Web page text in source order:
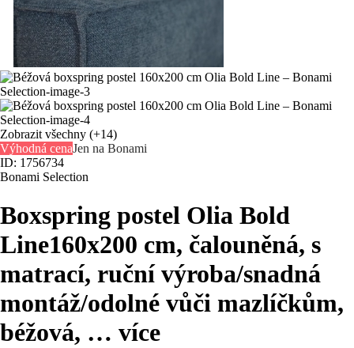
Zobrazit všechny (+14)
Výhodná cenaJen na Bonami
ID: 1756734
Bonami Selection
Boxspring postel Olia Bold
Line160x200 cm, čalouněná, s
matrací, ruční výroba/snadná
montáž/odolné vůči mazlíčkům,
béžová, … více